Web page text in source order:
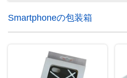
Smartphoneの包装箱